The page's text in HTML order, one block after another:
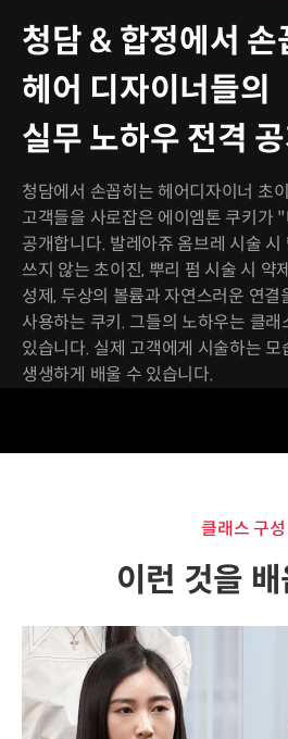
청담 & 합정에서 손
헤어 디자이너들의
실무 노하우 전격 공
청담에서 손꼽히는 헤어디자이너 초
고객들을 사로잡은 에이엠톤 쿠키가
공개합니다. 발레아쥬 옴브레 시술
쓰지 않는 초이진, 뿌리 펌 시술 시 약
성제, 두상의 볼륨과 자연스러운 연결
사용하는 쿠키. 그들의 노하우는 클
있습니다. 실제 고객에게 시술하는
생생하게 배울 수 있습니다.
클래스 구성
이런 것을